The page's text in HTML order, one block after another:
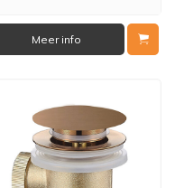
Meer info